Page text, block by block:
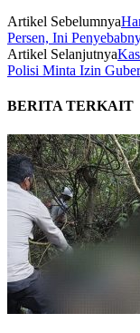
Artikel Sebelumnya
Persen, Ini
Artikel Selanjutnya
Polisi Minta Izin
BERITA TERKAIT